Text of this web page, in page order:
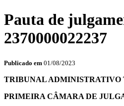
Pauta de
2370000022237
Publicado em 01/08/2023
TRIBUNAL ADMINISTRATIVO
PRIMEIRA CÂMARA DE